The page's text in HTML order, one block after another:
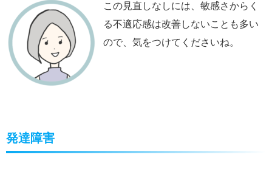
この見直しなしには、敏感さからく
る不適応感は改善しないことも多い
ので、気をつけてくださいね。
発達障害